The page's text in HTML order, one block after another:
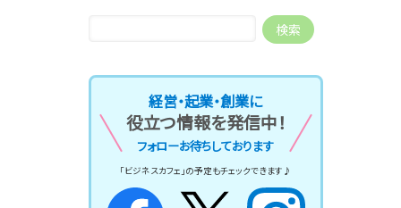
経営・起業・創業に
役立つ情報を発信中！
フォローお待ちしております
「ビジネスカフェ」の予定もチェックできます♪